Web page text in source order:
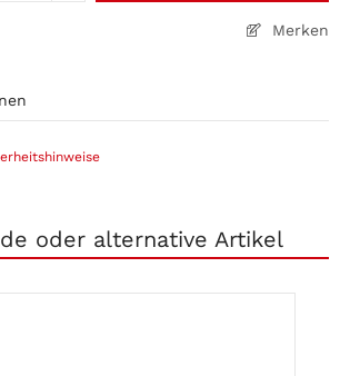
Merken
oder alternative Artikel